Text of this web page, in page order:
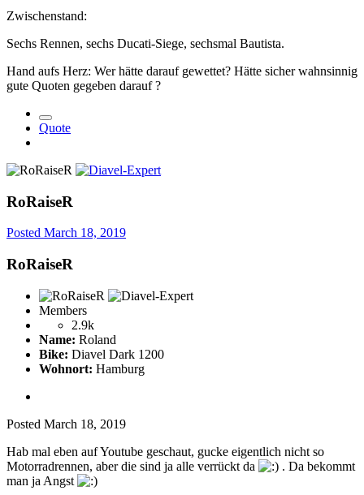
Zwischenstand:
Sechs Rennen, sechs Ducati-Siege, sechsmal Bautista.
Hand aufs Herz: Wer hätte darauf gewettet? Hätte sicher wahnsinnig
gute Quoten gegeben darauf?
Quote
RoRaiseR
Posted March 18, 2019
RoRaiseR
Members
2.9k
Name: Roland
Bike: Diavel Dark 1200
Wohnort: Hamburg
Posted March 18, 2019
Hab mal eben auf Youtube geschaut, gucke eigentlich nicht so
Motorradrennen, aber die sind ja alle verrückt da
. Da bekommt
man ja Angst